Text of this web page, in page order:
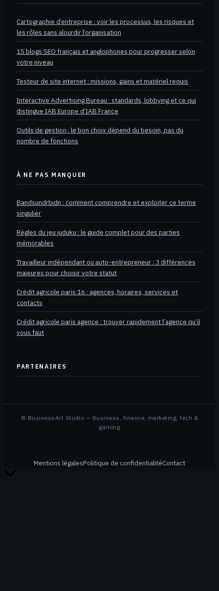
Cartographie d’entreprise : voir les processus, les risques et
les rôles sans alourdir l’organisation
15 blogs SEO français et anglophones pour progresser selon
votre niveau
Testeur de site internet : missions, gains et matériel requis
Interactive Advertising Bureau : standards, lobbying et ce qui
distingue IAB Europe d’IAB France
Outils de gestion : le bon choix dépend du besoin, pas du
nombre de fonctions
À NE PAS MANQUER
Bandsundrbidn : comment comprendre et exploiter ce terme
singulier
Règles du jeu juduku : le guide complet pour des parties
mémorables
Travailleur indépendant ou auto-entrepreneur : 3 différences
majeures pour choisir votre statut
Crédit agricole paris 16 : agences, horaires, services et
contacts
Crédit agricole paris agence : trouver rapidement l’agence qu’il
vous faut
PARTENAIRES
© BusinessArt Studio — Business, finance, marketing, tech &
gaming
Mentions légalesPolitique de confidentialitéContact